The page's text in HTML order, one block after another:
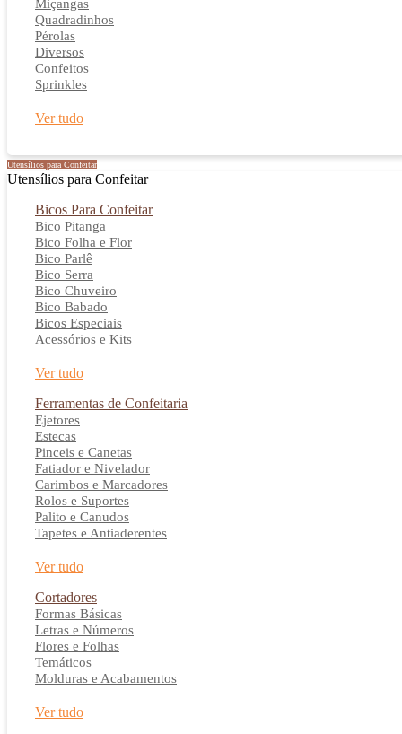
Miçangas
Quadradinhos
Pérolas
Diversos
Confeitos
Sprinkles
Ver tudo
Utensílios para Confeitar
Utensílios para Confeitar
Bicos Para Confeitar
Bico Pitanga
Bico Folha e Flor
Bico Parlê
Bico Serra
Bico Chuveiro
Bico Babado
Bicos Especiais
Acessórios e Kits
Ver tudo
Ferramentas de Confeitaria
Ejetores
Estecas
Pinceis e Canetas
Fatiador e Nivelador
Carimbos e Marcadores
Rolos e Suportes
Palito e Canudos
Tapetes e Antiaderentes
Ver tudo
Cortadores
Formas Básicas
Letras e Números
Flores e Folhas
Temáticos
Molduras e Acabamentos
Ver tudo